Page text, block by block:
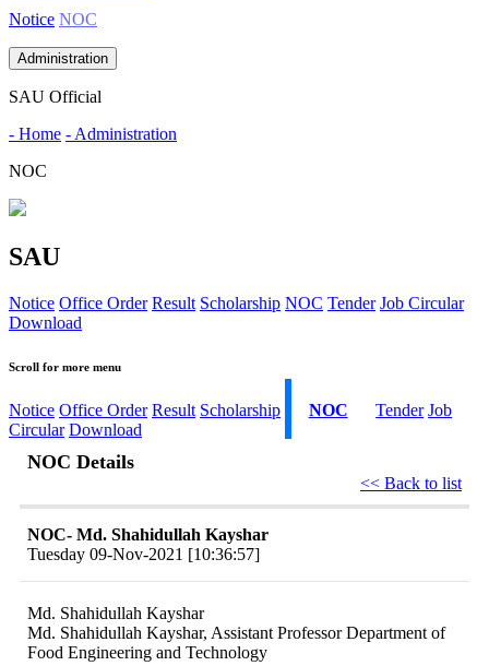
Notice NOC
Administration
SAU Official
- Home - Administration
NOC
SAU
Notice Office Order Result Scholarship NOC Tender Job Circular
Download
Scroll for more menu
Notice Office Order Result Scholarship NOC Tender Job
Circular Download
NOC Details
<< Back to list
NOC- Md. Shahidullah Kayshar
Tuesday 09-Nov-2021 [10:36:57]
Md. Shahidullah Kayshar
Md. Shahidullah Kayshar, Assistant Professor Department of
Food Engineering and Technology